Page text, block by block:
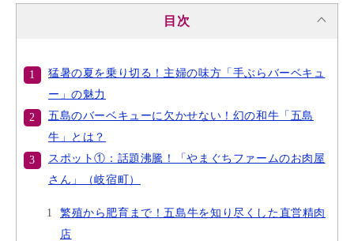
目次
猛暑の夏を乗り切る！主婦の味方「手ぶらバーベキュ
ー」の魅力
五島のバーベキューに欠かせない！幻の和牛「五島
牛」とは？
スポット①：話題沸騰！「やまぐちファームのお肉屋
さん」（岐宿町）
繁殖から肥育まで！五島牛を知り尽くした直営精肉
店